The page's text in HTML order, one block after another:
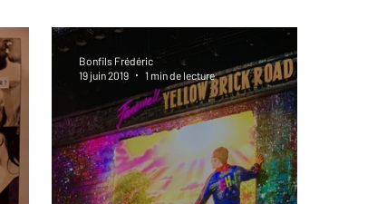
Coup de coeur
Spécial Famille Littérature Cirque
Bonfils Frédéric
19 juin 2019
1 min de lecture